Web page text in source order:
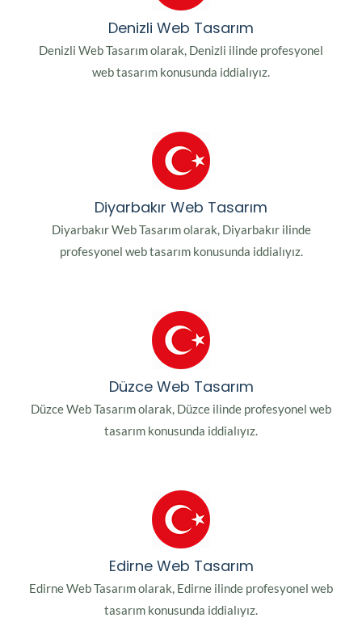
Denizli Web Tasarım
Denizli Web Tasarım olarak, Denizli ilinde profesyonel
web tasarım konusunda iddialıyız.
Diyarbakır Web Tasarım
Diyarbakır Web Tasarım olarak, Diyarbakır ilinde
profesyonel web tasarım konusunda iddialıyız.
Düzce Web Tasarım
Düzce Web Tasarım olarak, Düzce ilinde profesyonel web
tasarım konusunda iddialıyız.
Edirne Web Tasarım
Edirne Web Tasarım olarak, Edirne ilinde profesyonel web
tasarım konusunda iddialıyız.